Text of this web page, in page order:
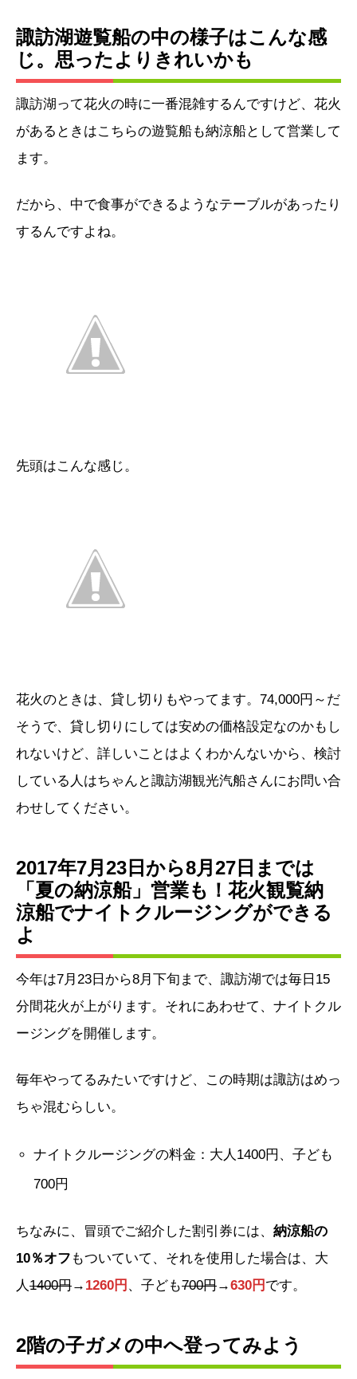
諏訪湖遊覧船の中の様子はこんな感
じ。思ったよりきれいかも
諏訪湖って花火の時に一番混雑するんですけど、花火
があるときはこちらの遊覧船も納涼船として営業して
ます。
だから、中で食事ができるようなテーブルがあったり
するんですよね。
先頭はこんな感じ。
花火のときは、貸し切りもやってます。74,000円～だ
そうで、貸し切りにしては安めの価格設定なのかもし
れないけど、詳しいことはよくわかんないから、検討
している人はちゃんと諏訪湖観光汽船さんにお問い合
わせしてください。
2017年7月23日から8月27日までは
「夏の納涼船」営業も！花火観覧納
涼船でナイトクルージングができる
よ
今年は7月23日から8月下旬まで、諏訪湖では毎日15
分間花火が上がります。それにあわせて、ナイトクル
ージングを開催します。
毎年やってるみたいですけど、この時期は諏訪はめっ
ちゃ混むらしい。
ナイトクルージングの料金：大人1400円、子ども
700円
ちなみに、冒頭でご紹介した割引券には、 納涼船の
10％オフ もついていて、それを使用した場合は、大
人 1400円→ 1260円 、子ども700円→630円 です。
2階の子ガメの中へ登ってみよう